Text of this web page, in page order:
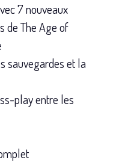
7 nouveaux
de The Age of
sauvegardes et la
play entre les